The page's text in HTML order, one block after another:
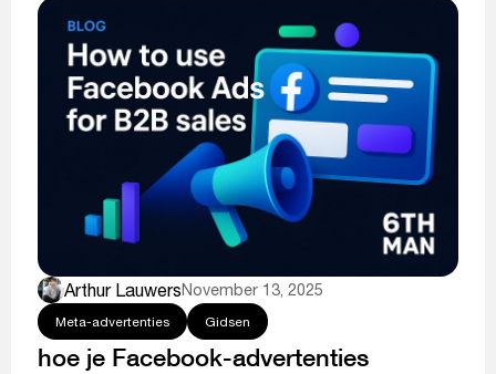
Arthur LauwersNovember 13, 2025
Meta-advertenties Gidsen
hoe je Facebook-advertenties